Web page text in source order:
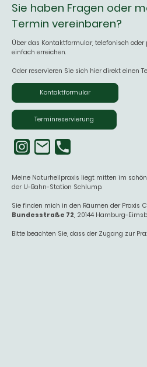
Sie haben Fragen oder
Termin vereinbaren?
Über das Kontaktformular, telefonisch
einfach erreichen.
Oder reservieren Sie sich hier direkt einen
Kontaktformular
Terminreservierung
Meine Naturheilpraxis liegt mitten im
der U-Bahn-Station Schlump.
Sie finden mich in den Räumen der Praxis
Bundesstraße 72, 20144 Hamburg-
Bitte beachten Sie, dass der Zugang zur